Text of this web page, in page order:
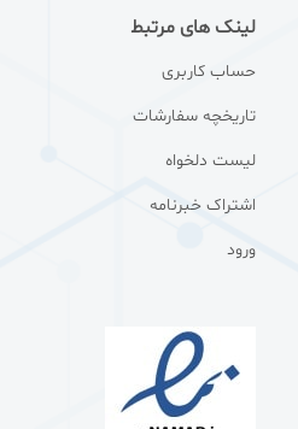
لینک های مرتبط
حساب کاربری
تاریخچه سفارشات
لیست دلخواه
اشتراک خبرنامه
ورود